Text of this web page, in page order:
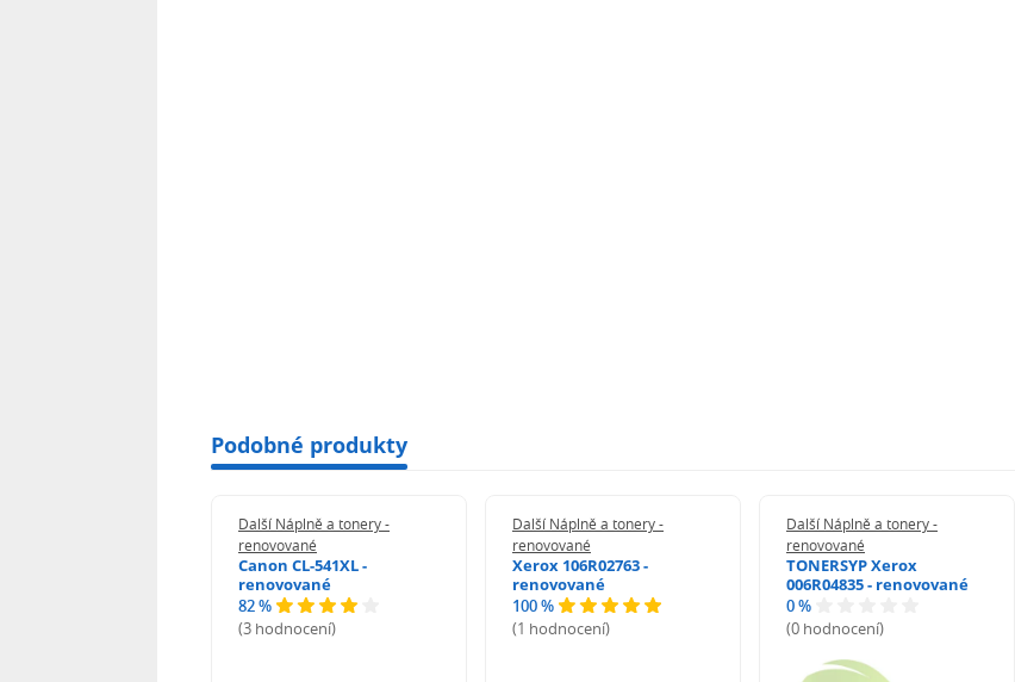
Podobné produkty
Další Náplně a tonery -
renovované
Canon CL-541XL -
renovované
82 %
(3 hodnocení)
Další Náplně a tonery -
renovované
Xerox 106R02763 -
renovované
100 %
(1 hodnocení)
Další Náplně a tonery -
renovované
TONERSYP Xerox
006R04835 - renovované
0 %
(0 hodnocení)